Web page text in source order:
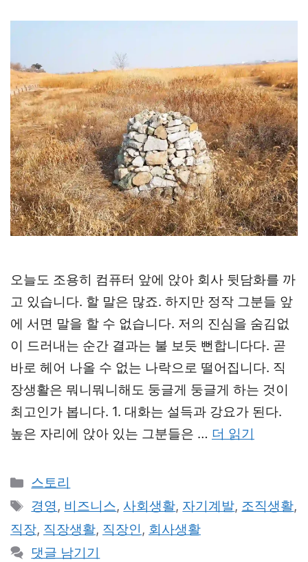
오늘도 조용히 컴퓨터 앞에 앉아 회사 뒷담화를 까
고 있습니다. 할 말은 많죠. 하지만 정작 그분들 앞
에 서면 말을 할 수 없습니다. 저의 진심을 숨김없
이 드러내는 순간 결과는 불 보듯 뻔합니다다. 곧
바로 헤어 나올 수 없는 나락으로 떨어집니다. 직
장생활은 뭐니뭐니해도 둥글게 둥글게 하는 것이
최고인가 봅니다. 1. 대화는 설득과 강요가 된다.
높은 자리에 앉아 있는 그분들은 … 더 읽기
카
테
리
스토리
태
그
경영, 비즈니스, 사회생활, 자기계발, 조직생활,
직장, 직장생활, 직장인 , 회사생활
댓글 남기기